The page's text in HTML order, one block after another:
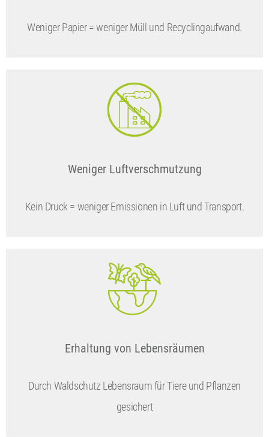
Weniger Papier = weniger Müll und Recyclingaufwand.
Weniger Luftverschmutzung
Kein Druck = weniger Emissionen in Luft und Transport.
Erhaltung von Lebensräumen
Durch Waldschutz Lebensraum für Tiere und Pflanzen
gesichert